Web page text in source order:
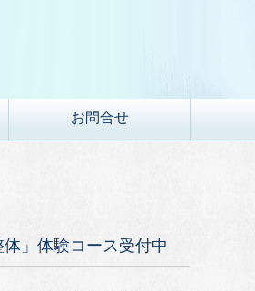
お問合せ
体」体験コース受付中